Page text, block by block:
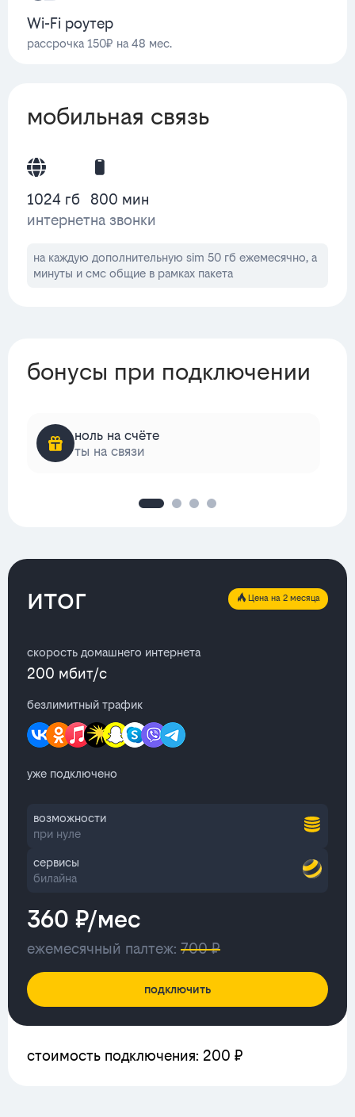
Wi-Fi роутер
рассрочка 150₽ на 48 мес.
мобильная связь
1024 гб
интернет
800 мин
на звонки
на каждую дополнительную sim 50 гб ежемесячно, а
минуты и смс общие в рамках пакета
бонусы при подключении
ноль на счёте
ты на связи
итог Цена на 2 месяца
скорость домашнего интернета
200 мбит/с
безлимитный трафик
уже подключено
возможности
при нуле
сервисы
билайна
360 ₽/мес
ежемесячный палтеж: 700 ₽
подключить
стоимость подключения: 200 ₽